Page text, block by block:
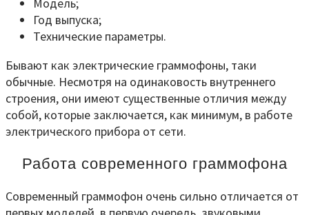
Год выпуска;
Технические параметры.
Бывают как электрические граммофоны, таки
обычные. Несмотря на одинаковость внутреннего
строения, они имеют существенные отличия между
собой, которые заключается, как минимум, в работе
электрического прибора от сети.
Работа современного граммофона
Современный граммофон очень сильно отличается от